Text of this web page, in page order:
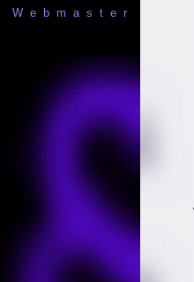
W e b m a s t e r